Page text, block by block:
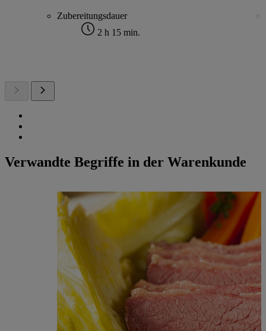
Zubereitungsdauer
2 h 15 min.
Verwandte Begriffe in der Warenkunde